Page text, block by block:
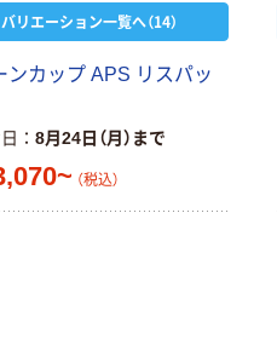
バリエーション一覧へ（14）
ンカップ APS リスパッ
8月24日（月）まで
（税込）